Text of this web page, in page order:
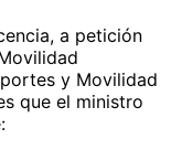
a petición
y Movilidad
que el ministro